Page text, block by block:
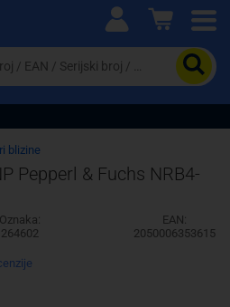
asortiman proizvoda i
blizine
Pepperl & Fuchs NRB4-
Oznaka:
264602
EAN:
2050006353615